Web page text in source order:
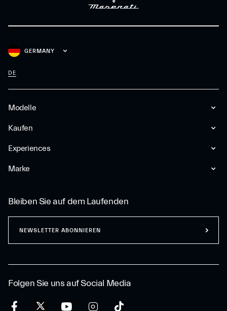
Modelle
Kaufen
Experiences
Marke
GERMANY
DE
Folgen Sie uns auf Social Media
Bleiben Sie auf dem Laufenden
NEWSLETTER ABONNIEREN